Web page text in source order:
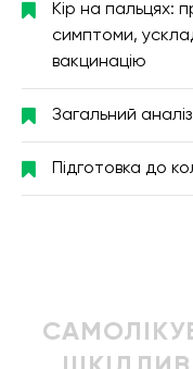
Кір на пальцях:
симптоми,
вакцинацію
Загальний
Підготовка до